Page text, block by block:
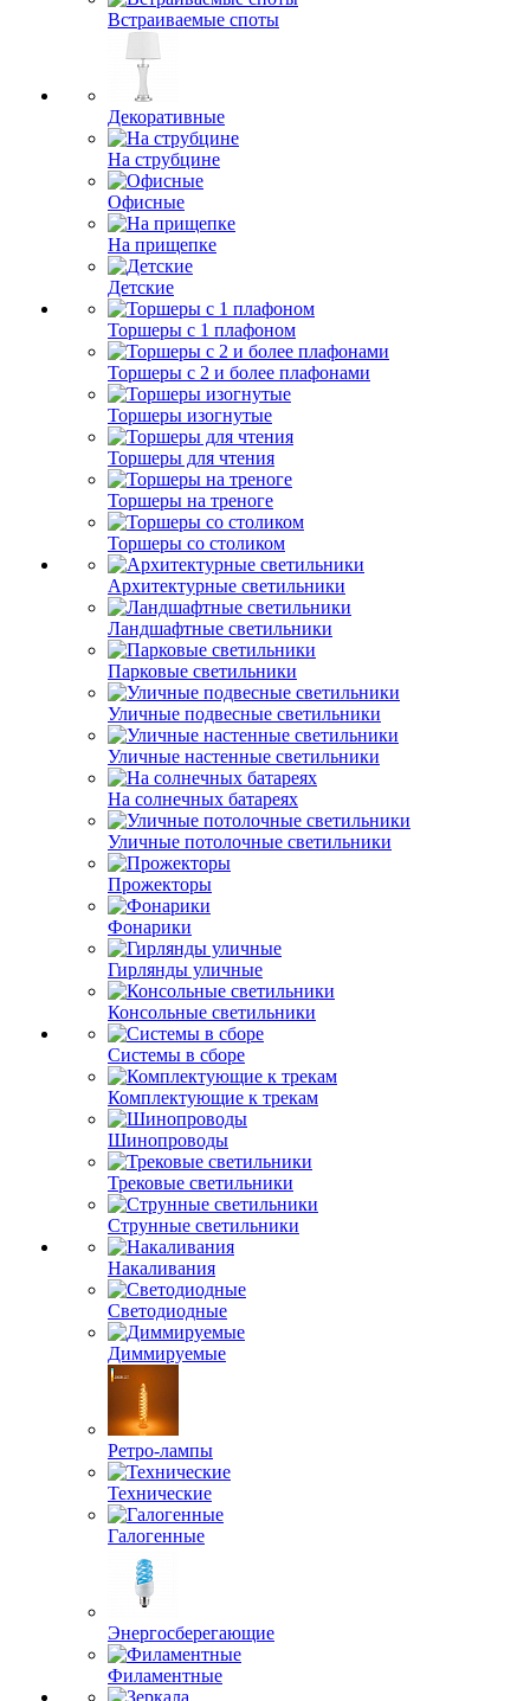
Встраиваемые споты
Декоративные
На струбцине
Офисные
На прищепке
Детские
Торшеры с 1 плафоном
Торшеры с 2 и более плафонами
Торшеры изогнутые
Торшеры для чтения
Торшеры на треноге
Торшеры со столиком
Архитектурные светильники
Ландшафтные светильники
Парковые светильники
Уличные подвесные светильники
Уличные настенные светильники
На солнечных батареях
Уличные потолочные светильники
Прожекторы
Фонарики
Гирлянды уличные
Консольные светильники
Системы в сборе
Комплектующие к трекам
Шинопроводы
Трековые светильники
Струнные светильники
Накаливания
Светодиодные
Диммируемые
Ретро-лампы
Технические
Галогенные
Энергосберегающие
Филаментные